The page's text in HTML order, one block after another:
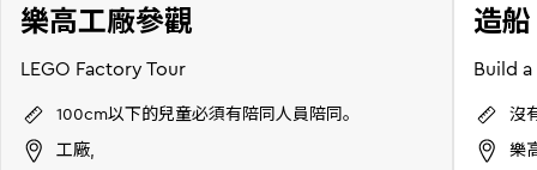
樂高工廠參觀
LEGO Factory Tour
100cm以下的兒童必須有陪同人員陪同。
工廠,
造船
Build
沒
樂